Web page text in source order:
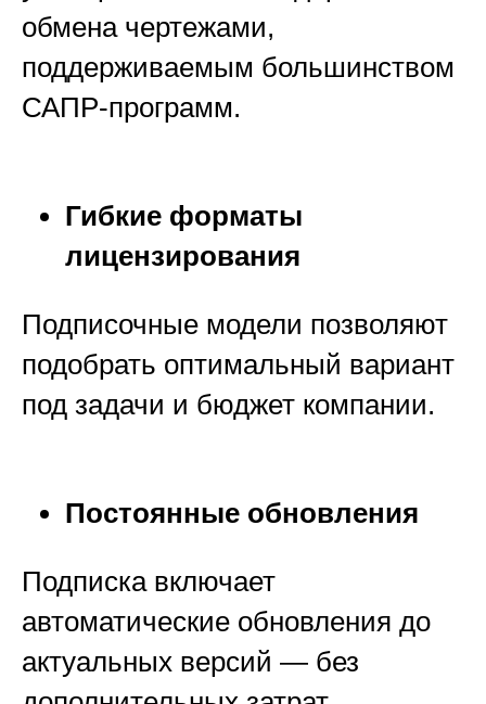
обмена чертежами,
поддерживаемым большинством
САПР-программ.
Гибкие форматы
лицензирования
Подписочные модели позволяют
подобрать оптимальный вариант
под задачи и бюджет компании.
Постоянные обновления
Подписка включает
автоматические обновления до
актуальных версий — без